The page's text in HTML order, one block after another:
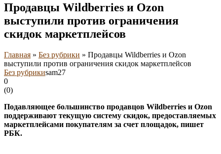
Продавцы Wildberries и Ozon
выступили против ограничения
скидок маркетплейсов
Главная » Без рубрики » Продавцы Wildberries и Ozon
выступили против ограничения скидок маркетплейсов
Без рубрикиsam27
0
(0)
Подавляющее большинство продавцов Wildberries и Ozon
поддерживают текущую систему скидок, предоставляемых
маркетплейсами покупателям за счет площадок, пишет
РБК.